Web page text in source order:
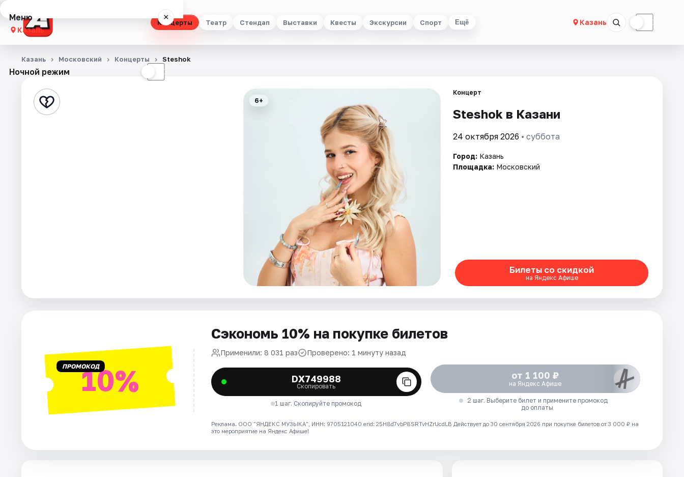
Концерты Театр Стендап Выставки Квесты Экскурсии Спорт Ещё Казань ☾
Меню ×
Казань
Концерты
Стендап
Ночной режим ☾
Казань Московский Концерты Steshok
6+
Концерт
Steshok в Казани
24 октября 2026 • суббота
Город: Казань
Площадка: Московский
Билеты со скидкой
на Яндекс Афише
ПРОМОКОД10%
Сэкономь 10% на покупке билетов
Применили: 8 031 раз Проверено: 1 минуту назад
DX749988
Скопировать
1 шаг. Скопируйте промокод
от 1 100 ₽
на Яндекс Афише
2 шаг. Выберите билет и примените промокод
до оплаты
Реклама. ООО "ЯНДЕКС МУЗЫКА", ИНН: 9705121040 erid: 25H8d7vbP8SRTvHZrUcdLB Действует до 30 сентября 2026 при покупке билетов от 3 000 ₽ на
это мероприятие на Яндекс Афише!